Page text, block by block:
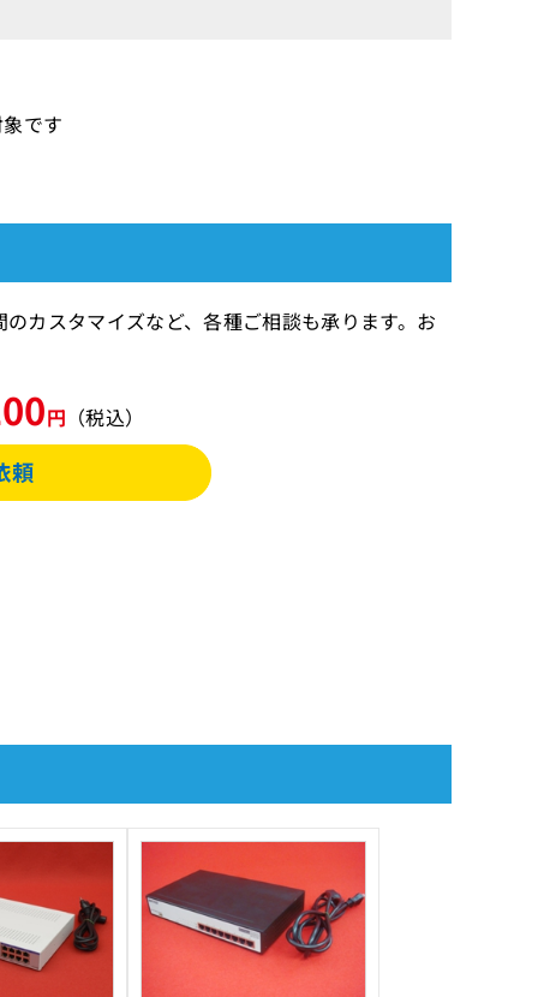
です
スタマイズなど、各種ご相談も承ります。お
円 （税込）